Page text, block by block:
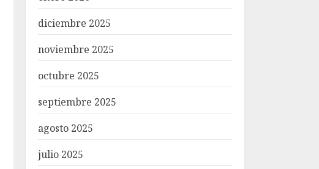
diciembre 2025
noviembre 2025
octubre 2025
septiembre 2025
agosto 2025
julio 2025